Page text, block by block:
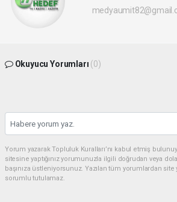
Okuyucu Yorumları (0)
Yorum yazarak Topluluk Kuralları’nı kabul etmiş
sitesine yaptığınız yorumunuzla ilgili doğrudan veya
başınıza üstleniyorsunuz. Yazılan tüm yorumlardan
sorumlu tutulamaz.